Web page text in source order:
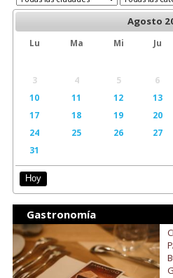
Agosto
Lu Ma Mi Ju
3
4 5 6
10
11 12 13
17
18 19 20
24
25 26 27
31
Hoy
Gastronomía